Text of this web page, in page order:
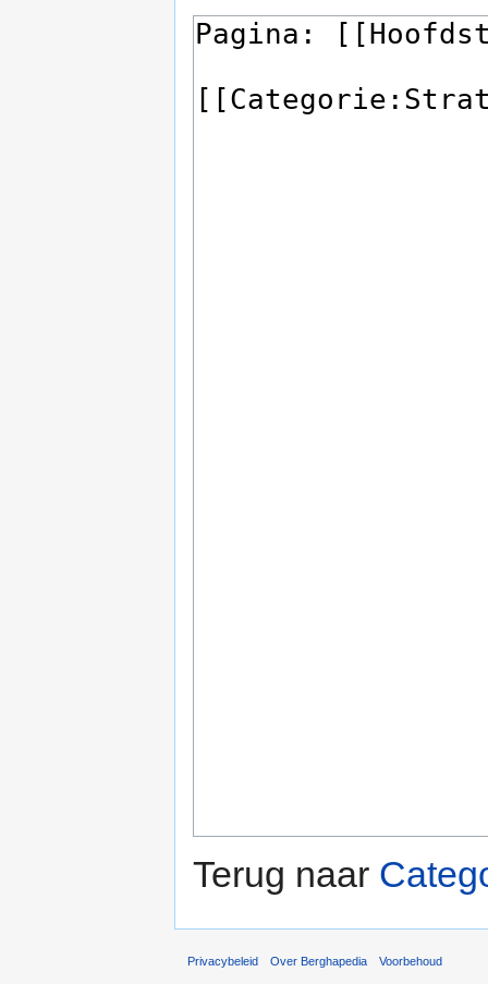
Terug naar
Privacybeleid Over Berghapedia Voorbehoud